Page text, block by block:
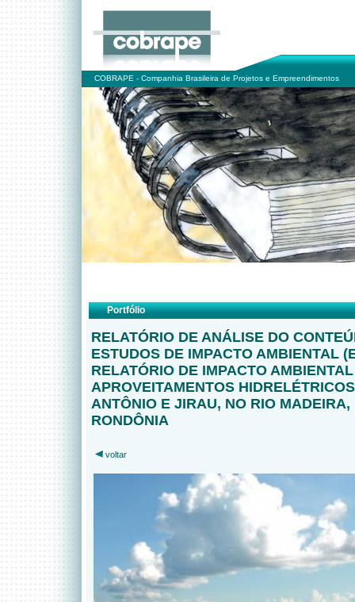
COBRAPE - Companhia Brasileira de Projetos e Empreendimentos
Portfólio
RELATÓRIO DE ANÁLISE DO
ESTUDOS DE IMPACTO AMBIENTAL
RELATÓRIO DE IMPACTO
APROVEITAMENTOS
ANTÔNIO E JIRAU, NO RIO MADEIRA,
RONDÔNIA
voltar